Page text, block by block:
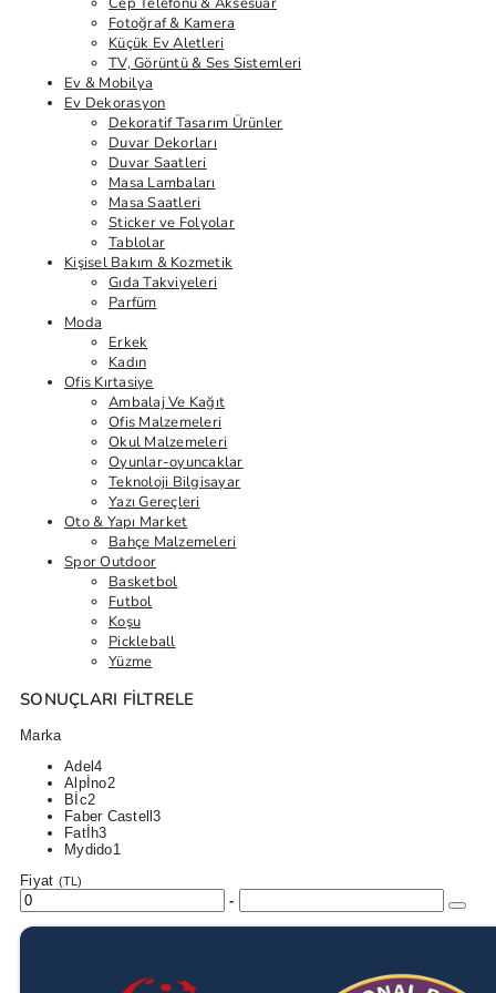
Fotoğraf & Kamera
Küçük Ev Aletleri
TV, Görüntü & Ses Sistemleri
Ev & Mobilya
Ev Dekorasyon
Dekoratif Tasarım Ürünler
Duvar Dekorları
Duvar Saatleri
Masa Lambaları
Masa Saatleri
Sticker ve Folyolar
Tablolar
Kişisel Bakım & Kozmetik
Gıda Takviyeleri
Parfüm
Moda
Erkek
Kadın
Ofis Kırtasiye
Ambalaj Ve Kağıt
Ofis Malzemeleri
Okul Malzemeleri
Oyunlar-oyuncaklar
Teknoloji Bilgisayar
Yazı Gereçleri
Oto & Yapı Market
Bahçe Malzemeleri
Spor Outdoor
Basketbol
Futbol
Koşu
Pickleball
Yüzme
SONUÇLARI FILTRELE
Marka
Adel4
Alpİno2
Bİc2
Faber Castell3
Fatİh3
Mydido1
Fiyat (TL)
-